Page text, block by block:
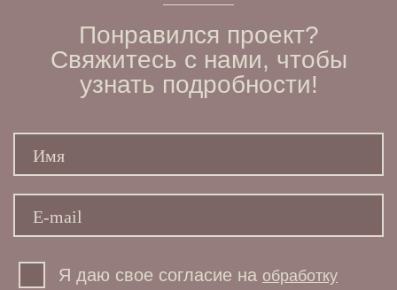
Понравился проект?
Свяжитесь с нами, чтобы
узнать подробности!
Я даю свое согласие на обработку